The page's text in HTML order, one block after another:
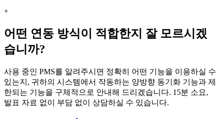
+
어떤 연동 방식이 적합한지 잘 모르시겠
습니까?
사용 중인 PMS를 알려주시면 정확히 어떤 기능을 이용하실 수
있는지, 귀하의 시스템에서 작동하는 양방향 동기화 기능과 제
한되는 기능을 구체적으로 안내해 드리겠습니다. 15분 소요,
발표 자료 없이 부담 없이 상담하실 수 있습니다.